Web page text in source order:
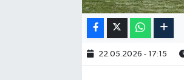
22.05.2026 - 17:15